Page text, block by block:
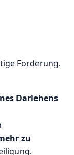
Forderung.
Darlehens
zu